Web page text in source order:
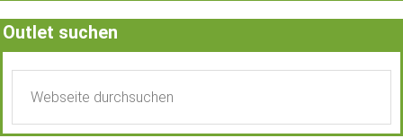
Outlet suchen